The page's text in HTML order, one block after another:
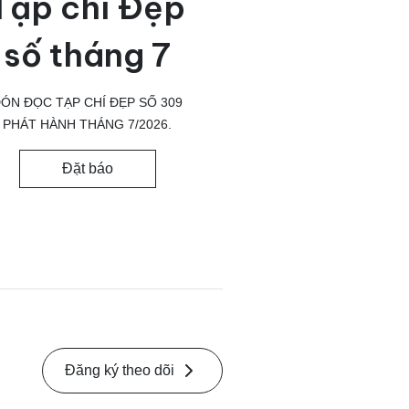
số tháng 7
ĐỌC TẠP CHÍ ĐẸP SỐ 309
PHÁT HÀNH THÁNG 7/2026.
Đặt báo
Đăng ký theo dõi